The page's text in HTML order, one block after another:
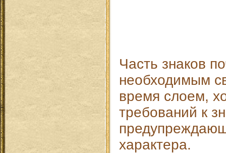
Часть знаков
необходимым
время слоем,
требований к
характера.